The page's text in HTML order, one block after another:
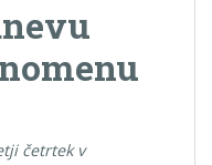
četrtek v